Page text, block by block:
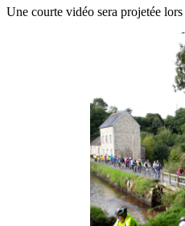
Une courte vidéo sera projetée